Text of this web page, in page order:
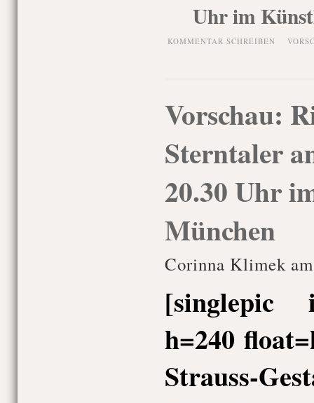
Uhr im
KOMMENTAR SCHREIBEN
Vorschau:
Sterntaler
20.30 Uhr
München
Corinna Klimek
[singlepic
h=240
Strauss-